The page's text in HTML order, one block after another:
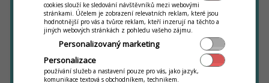
cookies slouží ke sledování návštěvníků mezi webovými
stránkami. Účelem je zobrazení relevatních reklam, které jsou
hodnotnější pro vás a tvůrce reklam, kteří inzerují na těchto a
jiných webových stránkách z pohledu vašeho zájmu.
Personalizovaný marketing
Personalizace
používání služeb a nastavení pouze pro vás, jako jazyk,
komunikace textová s obchodníkem, technikem.